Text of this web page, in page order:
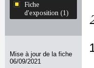
Fiche
d'exposition (1)
Mise à jour de la fiche
06/09/2021